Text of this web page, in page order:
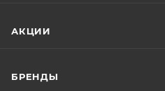
АКЦИИ
БРЕНДЫ